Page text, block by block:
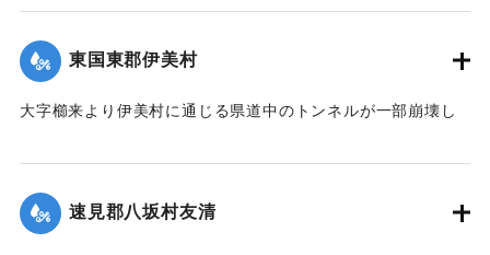
｜固有コード:
通が途絶、詳細を知ることができない。
【出典：大分新聞 大正12年6月22日 朝刊7面】
｜固有コード: 00275058
東国東郡伊美村
大字櫛来より伊美村に通じる県道中のトンネルが一部崩壊し
｜固有コード:
速見郡八坂村友清